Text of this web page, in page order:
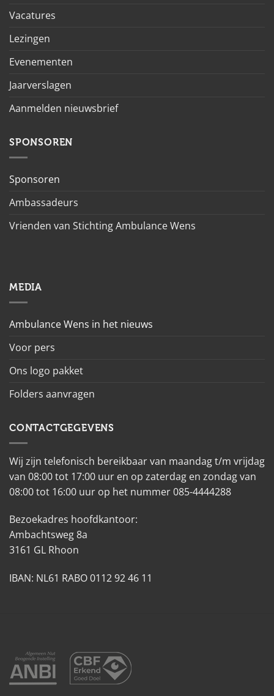
Vacatures
Lezingen
Evenementen
Jaarverslagen
Aanmelden nieuwsbrief
SPONSOREN
Sponsoren
Ambassadeurs
Vrienden van Stichting Ambulance Wens
MEDIA
Ambulance Wens in het nieuws
Voor pers
Ons logo pakket
Folders aanvragen
CONTACTGEGEVENS
Wij zijn telefonisch bereikbaar van maandag t/m vrijdag
van 08:00 tot 17:00 uur en op zaterdag en zondag van
08:00 tot 16:00 uur op het nummer 085-4444288
Bezoekadres hoofdkantoor:
Ambachtsweg 8a
3161 GL Rhoon
IBAN: NL61 RABO 0112 92 46 11